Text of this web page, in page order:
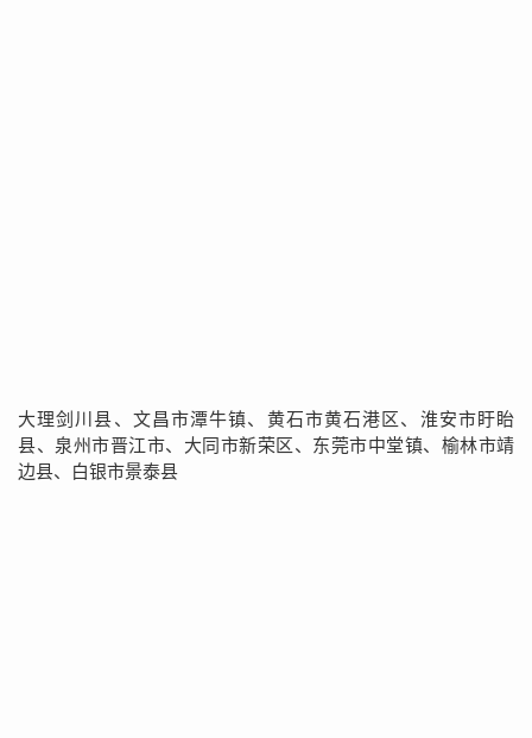
大理剑川县、文昌市潭牛镇、黄石市黄石港区、淮安市盱眙
县、泉州市晋江市、大同市新荣区、东莞市中堂镇、榆林市靖
边县、白银市景泰县